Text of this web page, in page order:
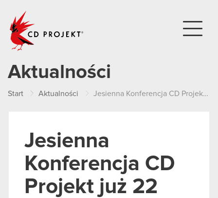
Aktualności
Start Aktualności Jesienna Konferencja CD Projekt już 22 września!
Jesienna
Konferencja CD
Projekt już 22